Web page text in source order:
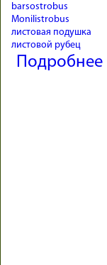
barsostrobus
Monilistrobus
листовая подушка
листовой рубец
Подробнее